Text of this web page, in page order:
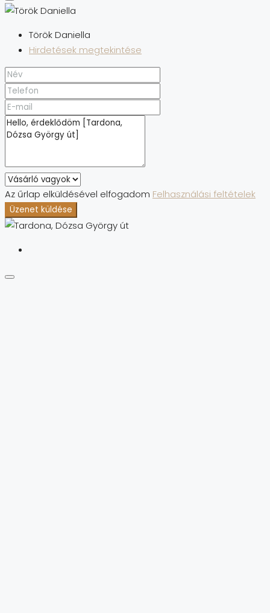
Török Daniella
Hirdetések megtekintése
Az űrlap elküldésével elfogadom Felhasználási feltételek
Üzenet küldése